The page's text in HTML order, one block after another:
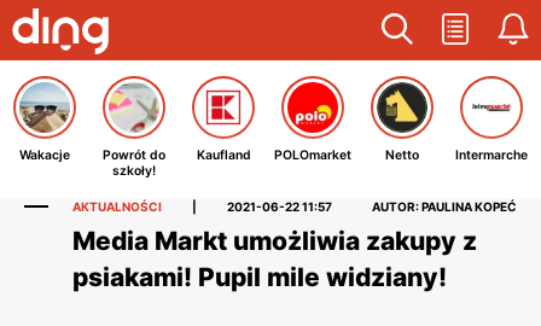
Wakacje
Powrót do
szkoły!
Kaufland POLOmarket Netto Intermarche
AKTUALNOŚCI 2021-06-22 11:57 AUTOR: PAULINA KOPEĆ
Media Markt umożliwia zakupy z
psiakami! Pupil mile widziany!